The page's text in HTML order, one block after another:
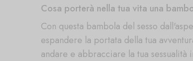
Cosa porterà nella tua vita una
Con questa bambola del sesso
espandere la portata della tua
andare e abbracciare la tua sessualità